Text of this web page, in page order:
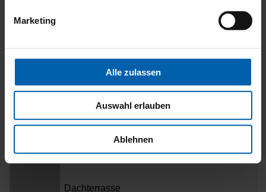
Marketing
Alle zulassen
Auswahl erlauben
Ablehnen